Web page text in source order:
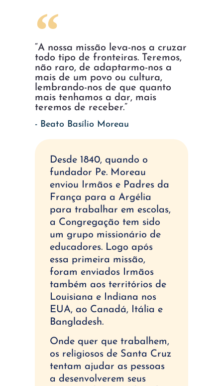
“A nossa missão leva-nos a cruzar
todo tipo de fronteiras. Teremos,
não raro, de adaptarmo-nos a
mais de um povo ou cultura,
lembrando-nos de que quanto
mais tenhamos a dar, mais
teremos de receber.”
- Beato Basílio Moreau
Desde 1840, quando o
fundador Pe. Moreau
enviou Irmãos e Padres da
França para a Argélia
para trabalhar em escolas,
a Congregação tem sido
um grupo missionário de
educadores. Logo após
essa primeira missão,
foram enviados Irmãos
também aos territórios de
Louisiana e Indiana nos
EUA, ao Canadá, Itália e
Bangladesh.
Onde quer que trabalhem,
os religiosos de Santa Cruz
tentam ajudar as pessoas
a desenvolverem seus